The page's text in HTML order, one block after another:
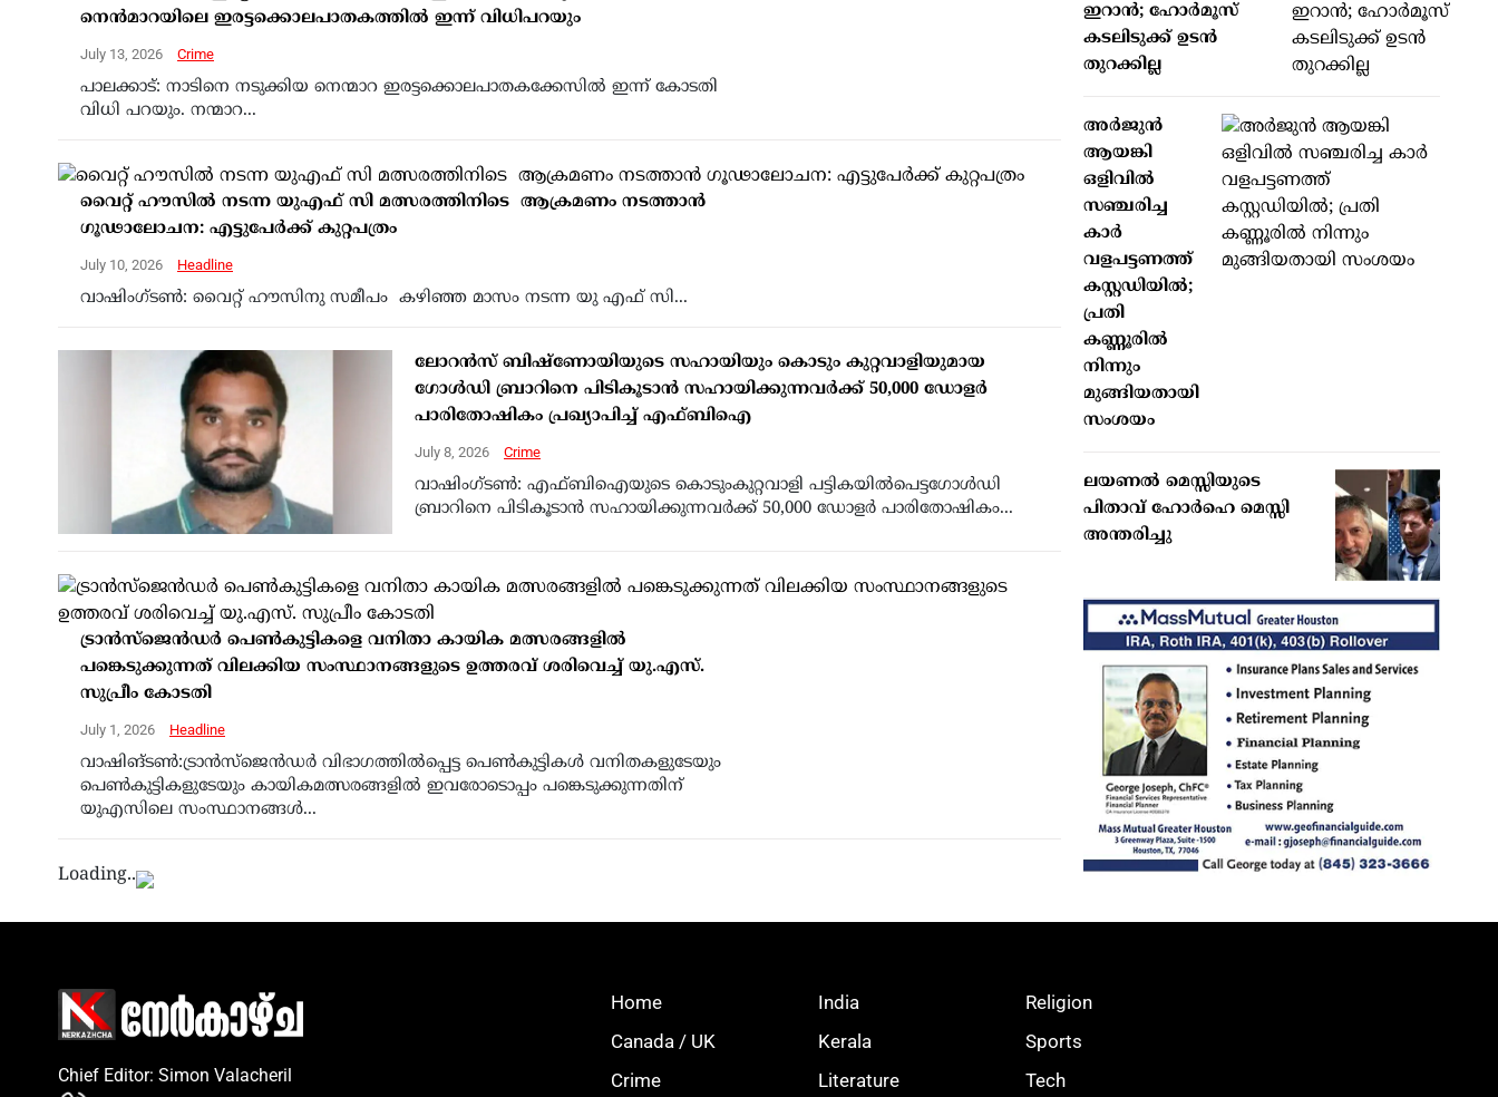
നെന്‍മാറയിലെ ഇരട്ടക്കൊലപാതകത്തില്‍ ഇന്ന് വിധിപറയും
July 13, 2026 Crime
പാലക്കാട്: നാടിനെ നടുക്കിയ നെന്മാറ ഇരട്ടക്കൊലപാതകക്കേസില്‍ ഇന്ന് കോടതി
വിധി പറയും. നന്മാറ...
വൈറ്റ് ഹൗസിൽ നടന്ന യുഎഫ് സി മത്സരത്തിനിടെ ആക്രമണം നടത്താൻ
ഗൂഢാലോചന: എട്ടുപേർക്ക് കുറ്റപത്രം
July 10, 2026 Headline
വാഷിംഗ്ടൺ: വൈറ്റ് ഹൗസിനു സമീപം കഴിഞ്ഞ മാസം നടന്ന യു എഫ് സി...
ലോറന്‍സ് ബിഷ്‌ണോയിയുടെ സഹായിയും കൊടും കുറ്റവാളിയുമായ
ഗോള്‍ഡി ബ്രാറിനെ പിടികൂടാന്‍ സഹായിക്കുന്നവര്‍ക്ക് 50,000 ഡോളര്‍
പാരിതോഷികം പ്രഖ്യാപിച്ച് എഫ്ബിഐ
July 8, 2026 Crime
വാഷിംഗ്ടണ്‍: എഫ്ബിഐയുടെ കൊടുംകുറ്റവാളി പട്ടികയില്‍പെട്ടഗോള്‍ഡി
ബ്രാറിനെ പിടികൂടാന്‍ സഹായിക്കുന്നവര്‍ക്ക് 50,000 ഡോളര്‍ പാരിതോഷികം...
ട്രാന്‍സ്‌ജെന്‍ഡര്‍ പെണ്‍കുട്ടികളെ വനിതാ കായിക മത്സരങ്ങളില്‍
പങ്കെടുക്കുന്നത് വിലക്കിയ സംസ്ഥാനങ്ങളുടെ ഉത്തരവ് ശരിവെച്ച് യു.എസ്.
സുപ്രീം കോടതി
July 1, 2026 Headline
വാഷിങ്ടണ്‍:ട്രാന്‍സ്‌ജെന്‍ഡര്‍ വിഭാഗത്തില്‍പ്പെട്ട പെണ്‍കുട്ടികള്‍ വനിതകളുടേയും
പെണ്‍കുട്ടികളുടേയും കായികമത്സരങ്ങളില്‍ ഇവരോടൊപ്പം പങ്കെടുക്കുന്നതിന്
യുഎസിലെ സംസ്ഥാനങ്ങള്‍...
Loading..
ഇറാൻ; ഹോർമൂസ്
കടലിടുക്ക് ഉടൻ
തുറക്കില്ല
അർജുൻ
ആയങ്കി
ഒളിവിൽ
സഞ്ചരിച്ച
കാർ
വളപട്ടണത്ത്
കസ്റ്റഡിയിൽ;
പ്രതി
കണ്ണൂരിൽ
നിന്നും
മുങ്ങിയതായി
സംശയം
ലയണൽ മെസ്സിയുടെ
പിതാവ് ഹോർഹെ മെസ്സി
അന്തരിച്ചു
Chief Editor: Simon Valacheril
Home
Canada / UK
Crime
India
Kerala
Literature
Religion
Sports
Tech